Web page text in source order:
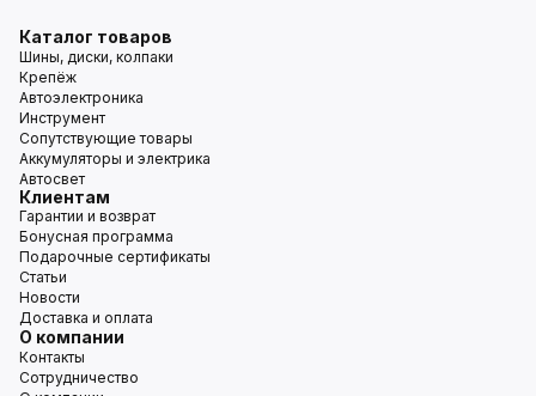
Каталог товаров
Шины, диски, колпаки
Крепёж
Автоэлектроника
Инструмент
Сопутствующие товары
Аккумуляторы и электрика
Автосвет
Клиентам
Гарантии и возврат
Бонусная программа
Подарочные сертификаты
Статьи
Новости
Доставка и оплата
О компании
Контакты
Сотрудничество